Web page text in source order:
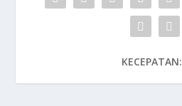
KECEPATAN: